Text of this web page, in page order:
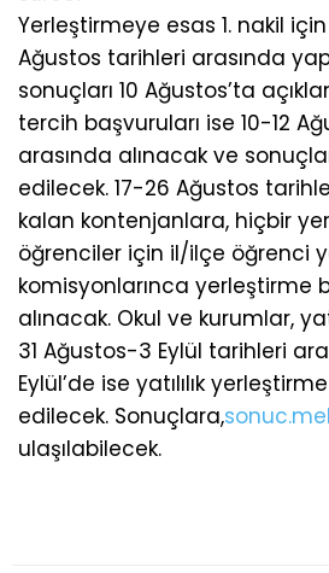
Yerleştirmeye esas 1. nakil
Ağustos tarihleri arasında
sonuçları 10 Ağustos’ta
tercih başvuruları ise 10-12
arasında alınacak ve
edilecek. 17-26 Ağustos
kalan kontenjanlara, hiçbir
öğrenciler için il/ilçe öğrenci
komisyonlarınca yerleştirme
alınacak. Okul ve kurumlar,
31 Ağustos-3 Eylül tarihleri
Eylül’de ise yatılılık
edilecek. Sonuçlara,
ulaşılabilecek.